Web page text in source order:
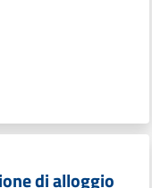
di alloggio